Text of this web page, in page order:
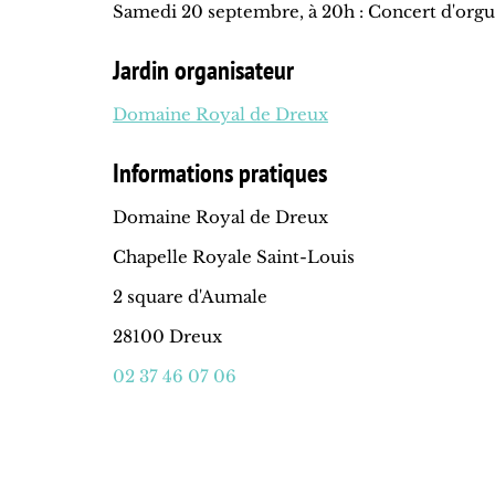
Samedi 20 septembre, à 20h : Concert
Jardin organisateur
Domaine Royal de Dreux
Informations pratiques
Domaine Royal de Dreux
Chapelle Royale Saint-Louis
2 square d'Aumale
28100 Dreux
02 37 46 07 06